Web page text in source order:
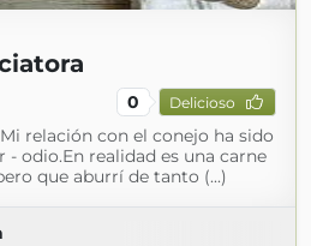
0 Delicioso
relación con el conejo ha sido
odio.En realidad es una carne
que aburrí de tanto (...)